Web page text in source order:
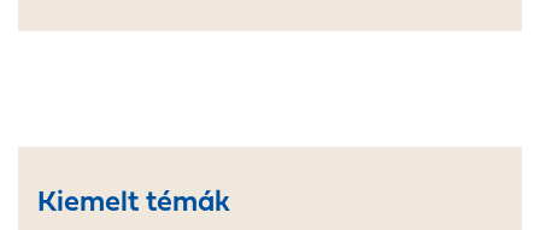
Kiemelt témák